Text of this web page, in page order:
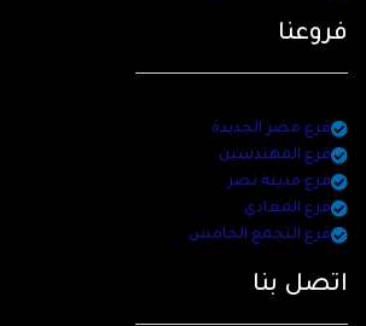
فروعنا
فرع مصر الجديدة
فرع المهندسين
فرع مدينة نصر
فرع المعادي
فرع التجمع الخامس
اتصل بنا